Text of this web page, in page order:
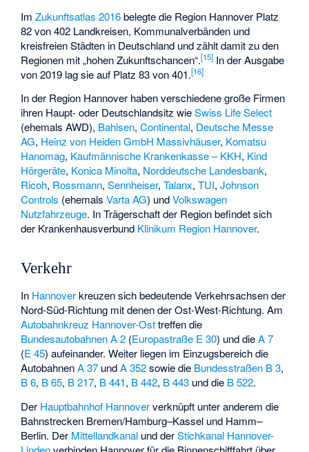
ImZukunftsatlas 2016belegte die Region Hannover Platz
82 von 402 Landkreisen, Kommunalverbänden und
kreisfreien Städten in Deutschland und zählt damit zu den
Regionen mit „hohen Zukunftschancen“.[15] In der Ausgabe
von 2019 lag sie auf Platz 83 von 401.[16]
In der Region Hannover haben verschiedene große Firmen
ihren Haupt- oder Deutschlandsitz wieSwiss Life Select
(ehemals AWD), Bahlsen,Continental, Deutsche Messe
AG, Heinz von Heiden GmbH Massivhäuser, Komatsu
Hanomag, Kaufmännische Krankenkasse – KKH, Kind
Hörgeräte, Konica Minolta, Norddeutsche Landesbank,
Ricoh, Rossmann,Sennheiser,Talanx,TUI,Johnson
Controls (ehemalsVarta AG) undVolkswagen
Nutzfahrzeuge. In Trägerschaft der Region befindet sich
der Krankenhausverbund Klinikum Region Hannover.
Verkehr
In Hannoverkreuzen sich bedeutende Verkehrsachsen der
Nord-Süd-Richtung mit denen der Ost-West-Richtung. Am
Autobahnkreuz Hannover-Osttreffen die
Bundesautobahnen A 2 (Europastraße E 30) und dieA 7
(E 45) aufeinander. Weiter liegen im Einzugsbereich die
AutobahnenA 37 undA 352sowie die Bundesstraßen B 3,
B 6, B 65, B 217, B 441, B 442, B 443 und die B 522.
Der Hauptbahnhof Hannoververknüpft unter anderem die
Bahnstrecken Bremen/Hamburg–Kassel und Hamm–
Berlin. Der Mittellandkanal und derStichkanal Hannover-